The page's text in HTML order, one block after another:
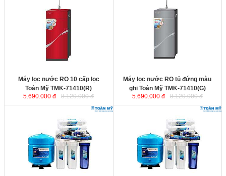
Mỹ TMK-71410(R) với 10 cấp lọc
cho hàm lượng khoáng và
Hydrogen cao gấp 25 lần so với
các dòng máy lọc nước thông
: 40x345x955 mm.
: 15L/h.
Máy lọc nước RO 10 cấp lọc
Toàn Mỹ TMK-71410(R)
5.690.000 đ
8.120.000 đ
ghi Toàn Mỹ TMK-71410(G)
cấp lọc cho hàm lượng khoáng và
Hydrogen cao gấp 25 lần so với
các dòng máy lọc nước thông
: 440x345x955 mm.
Máy lọc nước RO tủ đứng màu
ghi Toàn Mỹ TMK-71410(G)
5.690.000 đ
8.120.000 đ
với 11 cấp lọc cho
hàm lượng khoáng và Hydrogen
cao gấp 25 lần so với các dòng
máy lọc nước thông thường.
Mỹ GOLD TML-71410